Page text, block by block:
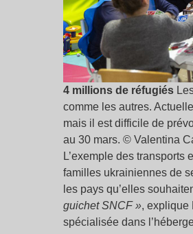
4 millions de réfugiés
comme les autres.
mais il est difficile de
au 30 mars. © Valentina
L’exemple des transports
familles ukrainiennes de
les pays qu’elles
guichet SNCF », explique
spécialisée dans